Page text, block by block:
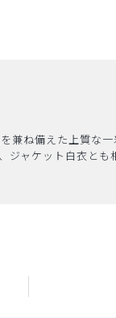
兼ね備えた上質な
ャケット白衣とも